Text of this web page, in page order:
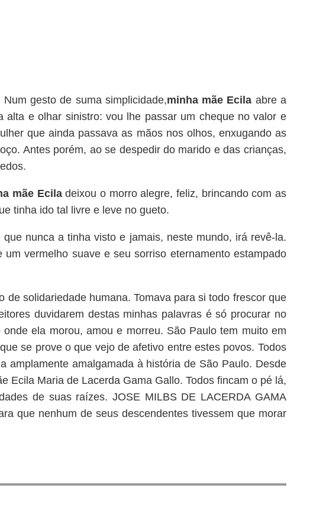
gesto de suma simplicidade,minha mãe Ecila abre a
e olhar sinistro: vou lhe passar um cheque no valor e
que ainda passava as mãos nos olhos, enxugando as
Antes porém, ao se despedir do marido e das crianças,
mãe Eciladeixou o morro alegre, feliz, brincando com as
tinha ido tal livre e leve no gueto.
nunca a tinha visto e jamais, neste mundo, irá revê-la.
vermelho suave e seu sorriso eternamento estampado
solidariedade humana. Tomava para si todo frescor que
duvidarem destas minhas palavras é só procurar no
ela morou, amou e morreu. São Paulo tem muito em
se prove o que vejo de afetivo entre estes povos. Todos
amplamente amalgamada à história de São Paulo. Desde
Ecila Maria de Lacerda Gama Gallo. Todos fincam o pé lá,
de suas raízes. JOSE MILBS DE LACERDA GAMA
que nenhum de seus descendentes tivessem que morar